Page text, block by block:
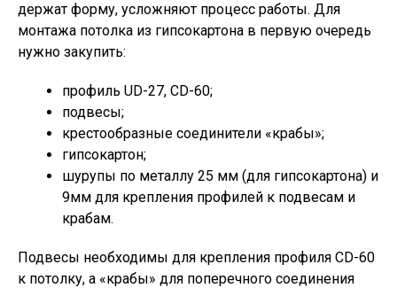
держат форму, усложняют процесс работы. Для
монтажа потолка из гипсокартона в первую очередь
нужно закупить:
профиль UD-27, CD-60;
подвесы;
крестообразные соединители «крабы»;
гипсокартон;
шурупы по металлу 25 мм (для гипсокартона) и
9мм для крепления профилей к подвесам и
крабам.
Подвесы необходимы для крепления профиля CD-60
к потолку, а «крабы» для поперечного соединения